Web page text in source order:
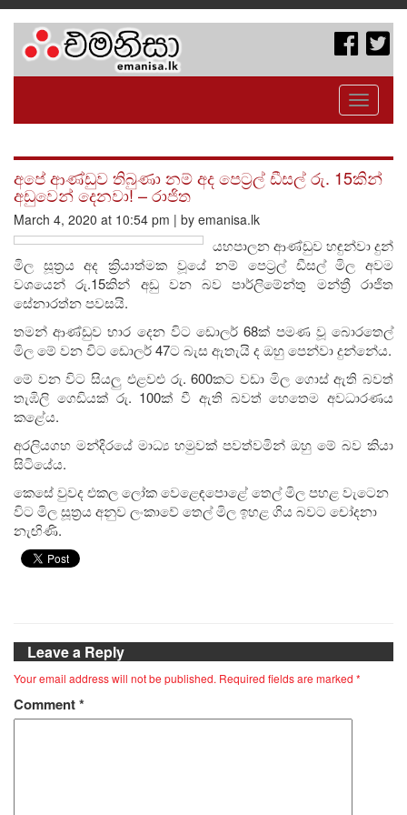
Toggle
අපේ ආණ්ඩුව තිබුණා නම් අද පෙට්‍රල් ඩීසල් රු. 15කින්
අඩුවෙන් දෙනවා! – රාජිත
March 4, 2020 at 10:54 pm | by emanisa.lk
යහපාලන ආණ්ඩුව හඳුන්වා දුන්
මිල සූත්‍රය අද ක්‍රියාත්මක වූයේ නම් පෙට්‍රල් ඩීසල් මිල අවම
වශයෙන් රු.15කින් අඩු වන බව පාර්ලිමේන්තු මන්ත්‍රී රාජිත
සේනාරත්න පවසයි.
තමන් ආණ්ඩුව භාර දෙන විට ඩොලර් 68ක් පමණ වූ බොරතෙල්
මිල මේ වන විට ඩොලර් 47ට බැස ඇතැයි ද ඔහු පෙන්වා දුන්නේය.
මේ වන විට සියලු එළවළු රු. 600කට වඩා මිල ගොස් ඇති බවත්
තැඹිලි ගෙඩියක් රු. 100ක් වී ඇති බවත් හෙතෙම අවධාරණය
කළේය.
අරලියගහ මන්දිරයේ මාධ්‍ය හමුවක් පවත්වමින් ඔහු මේ බව කියා
සිටියේය.
කෙසේ වුවද එකල ලෝක වෙළෙඳපොළේ තෙල් මිල පහළ වැටෙන
විට මිල සූත්‍රය අනුව ලංකාවේ තෙල් මිල ඉහළ ගිය බවට චෝදනා
නැඟිණි.
Leave a Reply
Your email address will not be published. Required fields are marked *
Comment*